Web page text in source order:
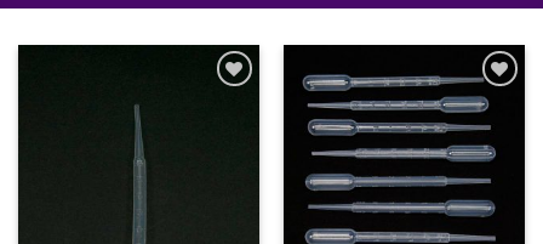
Toevoegen
wenslijst